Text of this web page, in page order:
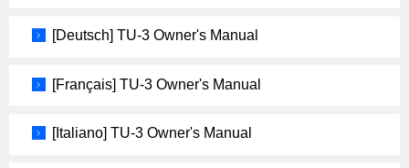
[Deutsch] TU-3 Owner's Manual
[Français] TU-3 Owner's Manual
[Italiano] TU-3 Owner's Manual